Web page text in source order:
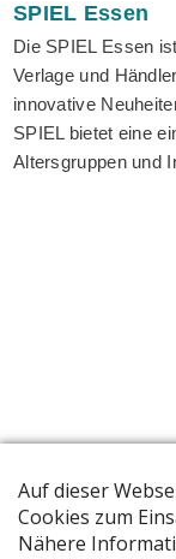
SPIEL Essen
Die SPIEL Essen
Verlage und
innovative
SPIEL bietet eine
Altersgruppen und